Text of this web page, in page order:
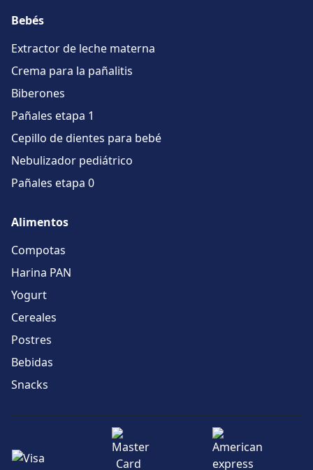
Bebés
Extractor de leche materna
Crema para la pañalitis
Biberones
Pañales etapa 1
Cepillo de dientes para bebé
Nebulizador pediátrico
Pañales etapa 0
Alimentos
Compotas
Harina PAN
Yogurt
Cereales
Postres
Bebidas
Snacks